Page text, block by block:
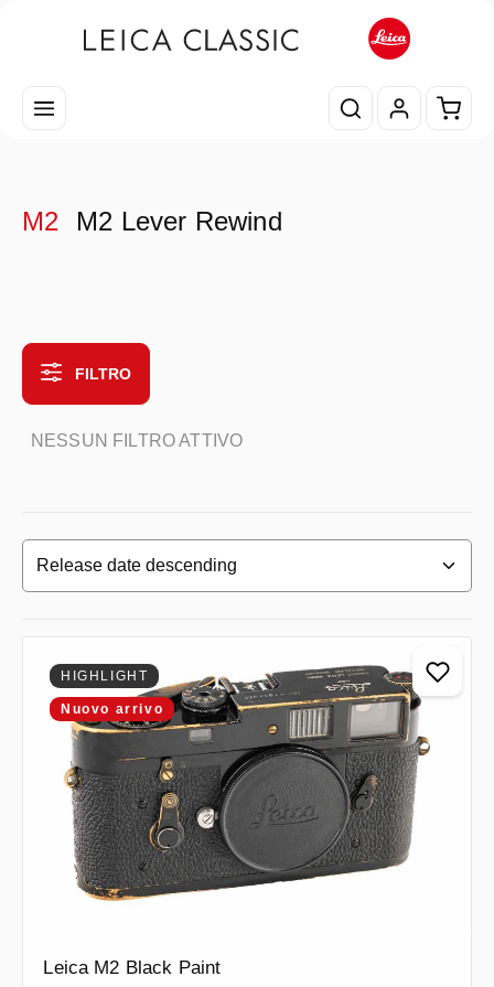
Il
M2 M2 Lever Rewind
FILTRO
NESSUN FILTRO ATTIVO
HIGHLIGHT
Nuovo arrivo
Leica M2 Black Paint